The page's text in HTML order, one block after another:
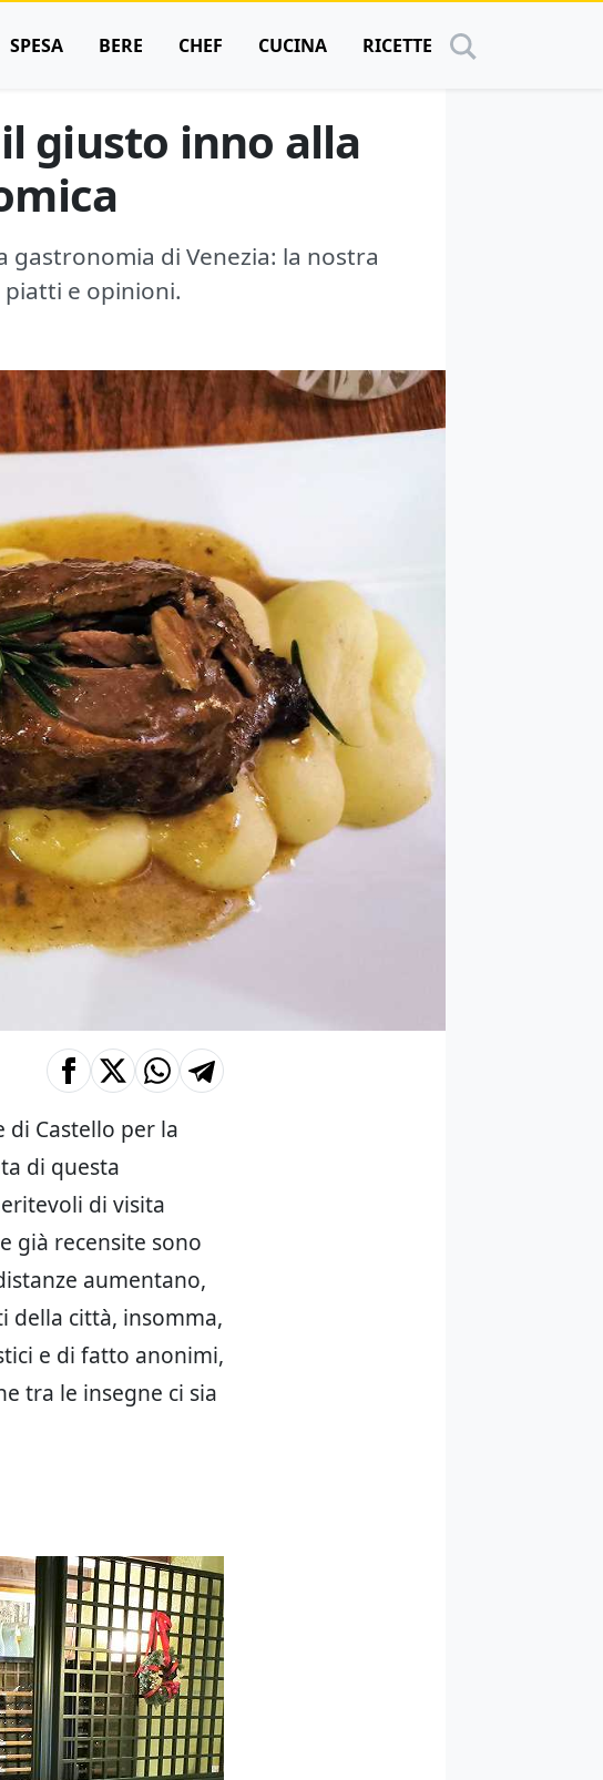
SPESA BERE CHEF CUCINA RICETTE
giusto inno alla
gastronomia di Venezia: la nostra
e opinioni.
di Castello per la
di questa
di visita
già recensite sono
aumentano,
della città, insomma,
e di fatto anonimi,
tra le insegne ci sia